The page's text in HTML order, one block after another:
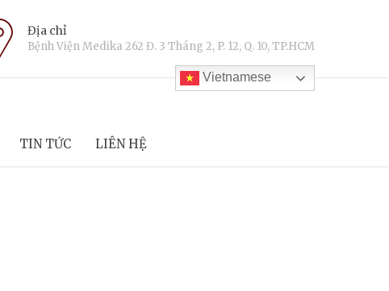
Địa chỉ
Bệnh Viện Medika 262 Đ. 3 Tháng 2, P. 12, Q. 10, TP.HCM
Vietnamese
TIN TỨC LIÊN HỆ